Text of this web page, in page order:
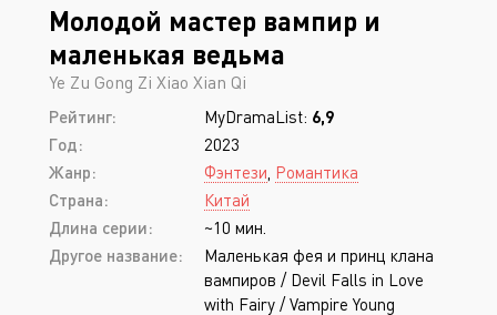
Молодой мастер вампир и
маленькая ведьма
Ye Zu Gong Zi Xiao Xian Qi
Рейтинг: MyDramaList: 6,9
Год:
2023
Жанр:
Фэнтези Романтика
Страна:
Китай
Длина серии:
~10 мин.
Другое название:
Маленькая фея и принц клана
вампиров / Devil Falls in Love
with Fairy / Vampire Young